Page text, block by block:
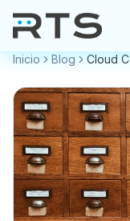
Inicio Blog Cloud